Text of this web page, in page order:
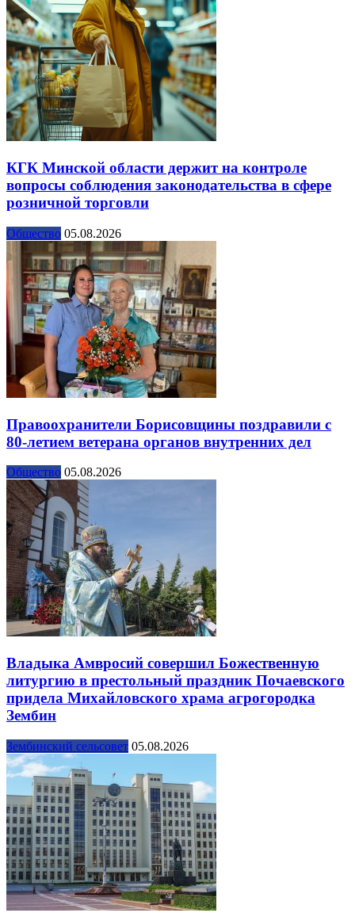
КГК Минской области держит на контроле
вопросы соблюдения законодательства в сфере
розничной торговли
Общество 05.08.2026
Правоохранители Борисовщины поздравили с
80-летием ветерана органов внутренних дел
Общество 05.08.2026
Владыка Амвросий совершил Божественную
литургию в престольный праздник Почаевского
придела Михайловского храма агрогородка
Зембин
Зембинский сельсовет 05.08.2026